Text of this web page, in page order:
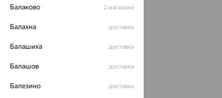
Балаково 2 магазина
Балахна доставка
Балашиха доставка
Балашов доставка
Балезино доставка